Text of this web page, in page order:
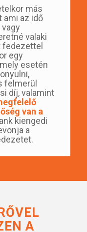
más
ami az idő
valaki
fedezettel
egy
esetén
felmerül
díj, valamint
van a
kiengedi
a
A